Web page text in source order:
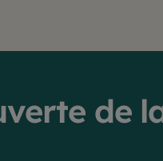
de